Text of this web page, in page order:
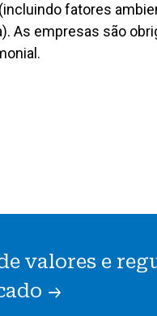
fatores
As empresas são
valores e